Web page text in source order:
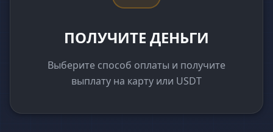
ПОЛУЧИТЕ ДЕНЬГИ
Выберите способ оплаты и получите
выплату на карту или USDT